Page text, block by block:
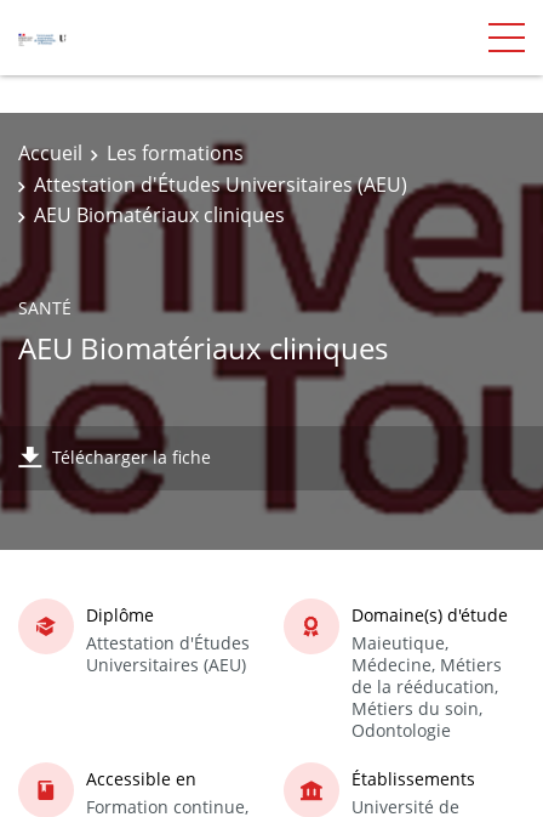
Accueil
Les formations
Attestation d'Études Universitaires (AEU)
AEU Biomatériaux cliniques
SANTÉ
AEU Biomatériaux cliniques
Télécharger la fiche
Diplôme
Attestation d'Études
Universitaires (AEU)
Domaine(s) d'étude
Maieutique,
Médecine, Métiers
de la rééducation,
Métiers du soin,
Odontologie
Accessible en
Formation continue,
Établissements
Université de